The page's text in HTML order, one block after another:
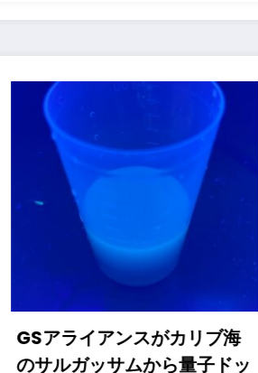
海
ドッ
株式会社スエヒロ
域インパクト共創
ス」実証プロジェ